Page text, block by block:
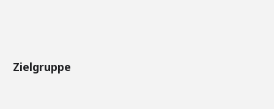
Zielgruppe